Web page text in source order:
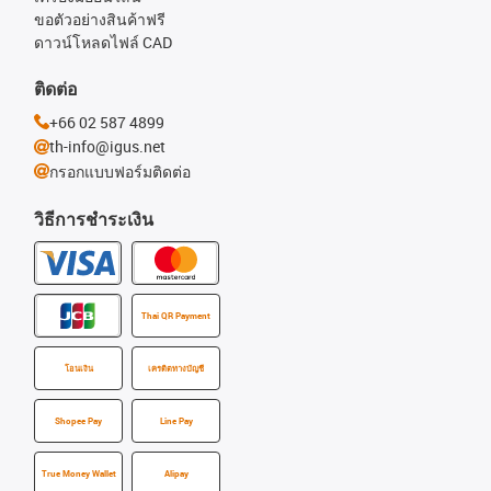
วิธีการชำระเงิน
Thai QR Payment
โอนเงิน เครดิตทางบัญชี
Shopee Pay Line Pay
True Money Wallet Alipay
ขอตัวอย่างสินค้าฟรี
ดาวน์โหลดไฟล์ CAD
ติดต่อ
+66 02 587 4899
th-info@igus.net
กรอกแบบฟอร์มติดต่อ